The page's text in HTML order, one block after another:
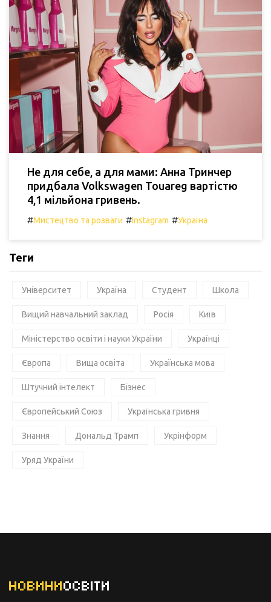
Не для себе, а для мами: Анна Тринчер
придбала Volkswagen Touareg вартістю
4,1 мільйона гривень.
#Мистецтво та розваги #Instagram #Україна
Теги
Університет Україна Студент Школа
Вищий навчальний заклад Росія Київ
Міністерство освіти і науки України Українці
Європа Вища освіта Українська мова
Штучний інтелект Бізнес
Європейський Союз Українська гривня
Знання Дональд Трамп Укрінформ
Уряд України
НОВИНИОСВІТИ